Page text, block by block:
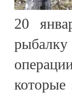
20
которые